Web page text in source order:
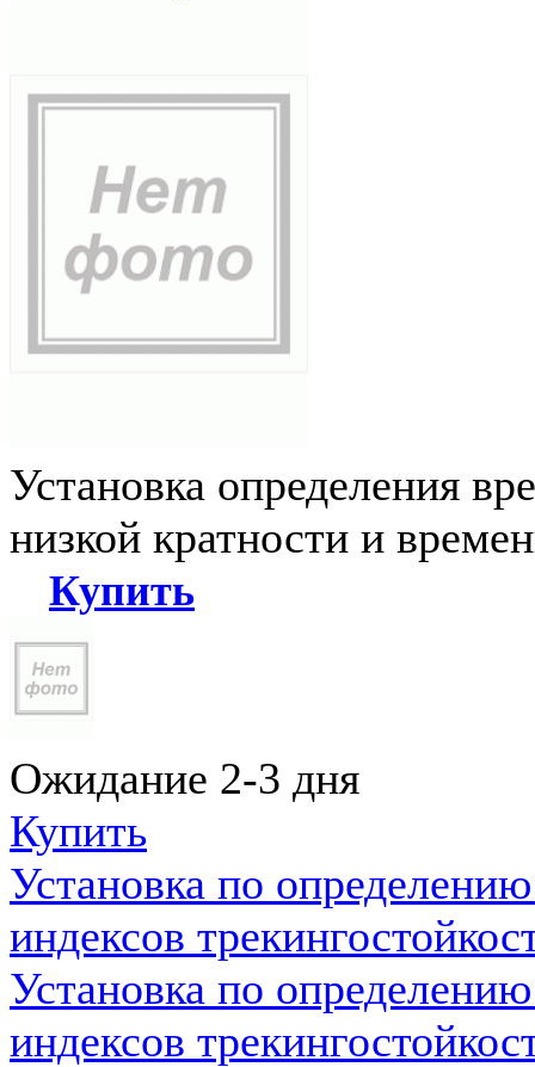
Установка определения
низкой кратности и
Купить
Ожидание 2-3 дня
Купить
Установка по
индексов
Установка по
индексов